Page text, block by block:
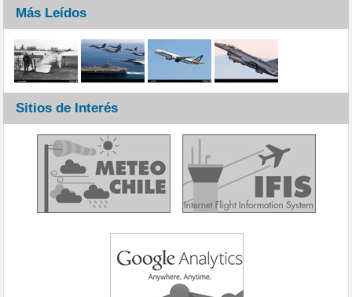
Más Leídos
Sitios de Interés